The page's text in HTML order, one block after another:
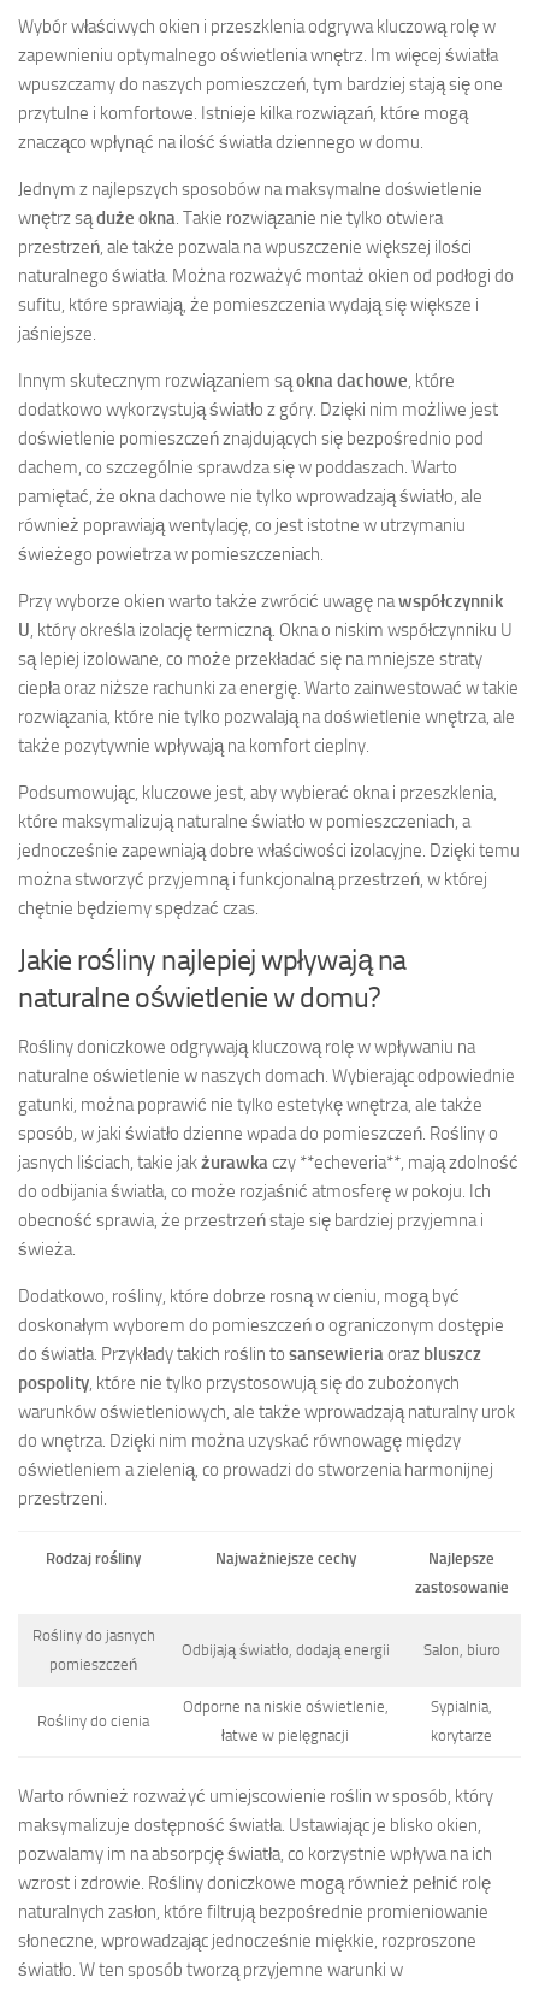
Wybór właściwych okien i przeszklenia odgrywa kluczową rolę w
zapewnieniu optymalnego oświetlenia wnętrz. Im więcej światła
wpuszczamy do naszych pomieszczeń, tym bardziej stają się one
przytulne i komfortowe. Istnieje kilka rozwiązań, które mogą
znacząco wpłynąć na ilość światła dziennego w domu.
Jednym z najlepszych sposobów na maksymalne doświetlenie
wnętrz sąduże okna. Takie rozwiązanie nie tylko otwiera
przestrzeń, ale także pozwala na wpuszczenie większej ilości
naturalnego światła. Można rozważyć montaż okien od podłogi do
sufitu, które sprawiają, że pomieszczenia wydają się większe i
jaśniejsze.
Innym skutecznym rozwiązaniem sąokna dachowe, które
dodatkowo wykorzystują światło z góry. Dzięki nim możliwe jest
doświetlenie pomieszczeń znajdujących się bezpośrednio pod
dachem, co szczególnie sprawdza się w poddaszach. Warto
pamiętać, że okna dachowe nie tylko wprowadzają światło, ale
również poprawiają wentylację, co jest istotne w utrzymaniu
świeżego powietrza w pomieszczeniach.
Przy wyborze okien warto także zwrócić uwagę nawspółczynnik
U, który określa izolację termiczną. Okna o niskim współczynniku U
są lepiej izolowane, co może przekładać się na mniejsze straty
ciepła oraz niższe rachunki za energię. Warto zainwestować w takie
rozwiązania, które nie tylko pozwalają na doświetlenie wnętrza, ale
także pozytywnie wpływają na komfort cieplny.
Podsumowując, kluczowe jest, aby wybierać okna i przeszklenia,
które maksymalizują naturalne światło w pomieszczeniach, a
jednocześnie zapewniają dobre właściwości izolacyjne. Dzięki temu
można stworzyć przyjemną i funkcjonalną przestrzeń, w której
chętnie będziemy spędzać czas.
Jakie rośliny najlepiej wpływają na
naturalne oświetlenie w domu?
Rośliny doniczkowe odgrywają kluczową rolę w wpływaniu na
naturalne oświetlenie w naszych domach. Wybierając odpowiednie
gatunki, można poprawić nie tylko estetykę wnętrza, ale także
sposób, w jaki światło dzienne wpada do pomieszczeń. Rośliny o
jasnych liściach, takie jakżurawkaczy **echeveria**, mają zdolność
do odbijania światła, co może rozjaśnić atmosferę w pokoju. Ich
obecność sprawia, że przestrzeń staje się bardziej przyjemna i
świeża.
Dodatkowo, rośliny, które dobrze rosną w cieniu, mogą być
doskonałym wyborem do pomieszczeń o ograniczonym dostępie
do światła. Przykłady takich roślin to sansewieriaoraz bluszcz
pospolity, które nie tylko przystosowują się do zubożonych
warunków oświetleniowych, ale także wprowadzają naturalny urok
do wnętrza. Dzięki nim można uzyskać równowagę między
oświetleniem a zielenią, co prowadzi do stworzenia harmonijnej
przestrzeni.
Rodzaj rośliny Najważniejsze cechy
Najlepsze
zastosowanie
Rośliny do jasnych
pomieszczeń
Odbijają światło, dodają energii Salon, biuro
Rośliny do cienia
Odporne na niskie oświetlenie,
łatwe w pielęgnacji
Sypialnia,
korytarze
Warto również rozważyć umiejscowienie roślin w sposób, który
maksymalizuje dostępność światła. Ustawiając je blisko okien,
pozwalamy im na absorpcję światła, co korzystnie wpływa na ich
wzrost i zdrowie. Rośliny doniczkowe mogą również pełnić rolę
naturalnych zasłon, które filtrują bezpośrednie promieniowanie
słoneczne, wprowadzając jednocześnie miękkie, rozproszone
światło. W ten sposób tworzą przyjemne warunki w